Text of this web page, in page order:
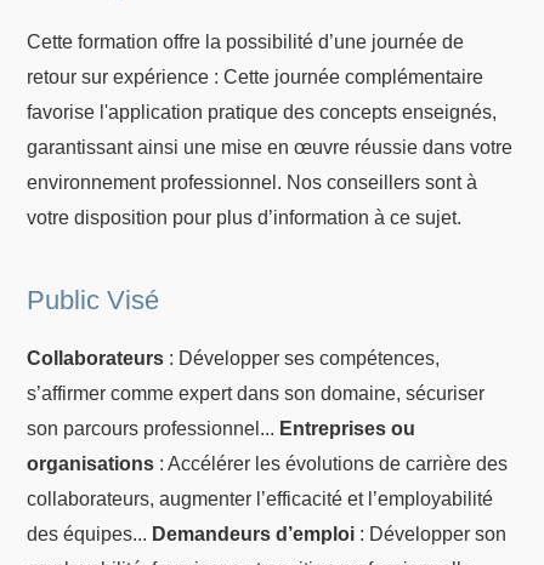
Cette formation offre la possibilité d’une journée de
retour sur expérience : Cette journée complémentaire
favorise l'application pratique des concepts enseignés,
garantissant ainsi une mise en œuvre réussie dans votre
environnement professionnel. Nos conseillers sont à
votre disposition pour plus d’information à ce sujet.
Public Visé
Collaborateurs : Développer ses compétences,
s’affirmer comme expert dans son domaine, sécuriser
son parcours professionnel... Entreprises ou
organisations : Accélérer les évolutions de carrière des
collaborateurs, augmenter l’efficacité et l’employabilité
des équipes... Demandeurs d’emploi : Développer son